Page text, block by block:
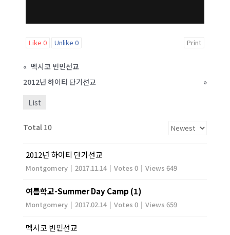
Like 0 Unlike 0 Print
« 멕시코 빈민선교
2012년 하이티 단기선교
»
List
Total 10
2012년 하이티 단기선교
Montgomery | 2017.11.14 | Votes 0 | Views 649
여름학교-Summer Day Camp (1)
Montgomery | 2017.02.14 | Votes 0 | Views 659
멕시코 빈민선교